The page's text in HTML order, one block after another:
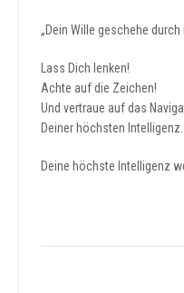
„Dein Wille geschehe durch
Lass Dich lenken!
Achte auf die Zeichen!
Und vertraue auf das
Deiner höchsten Intelligenz.
Deine höchste Intelligenz